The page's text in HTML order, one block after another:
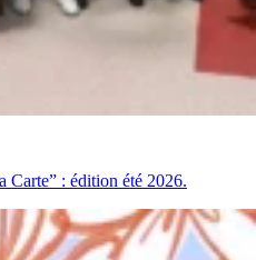
Carte” : édition été 2026.